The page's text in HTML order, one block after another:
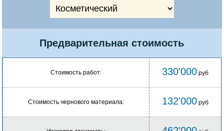
Предварительная стоимость
Стоимость работ: 330'000 руб
Стоимость чернового материала: 132'000 руб